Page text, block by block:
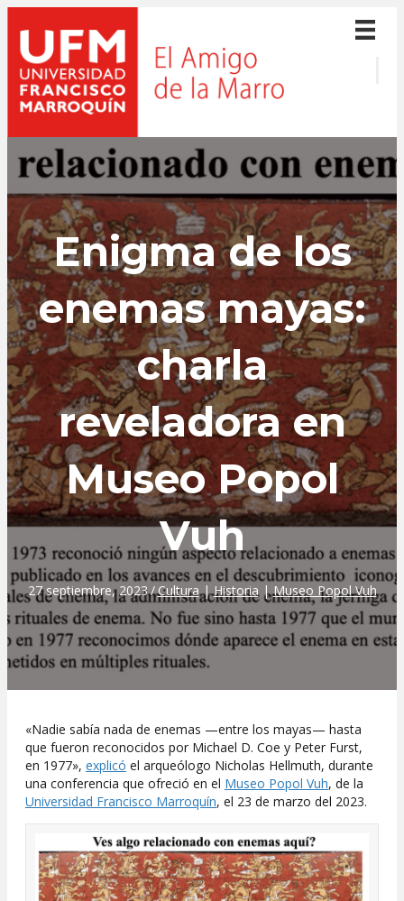
Enigma de los
enemas mayas:
charla
reveladora en
Museo Popol
Vuh
27 septiembre, 2023/Cultura|Historia|Museo Popol Vuh
«Nadie sabía nada de enemas —entre los mayas— hasta
que fueron reconocidos por Michael D. Coe y Peter Furst,
en 1977», explicó el arqueólogo Nicholas Hellmuth, durante
una conferencia que ofreció en el Museo Popol Vuh, de la
Universidad Francisco Marroquín, el 23 de marzo del 2023.